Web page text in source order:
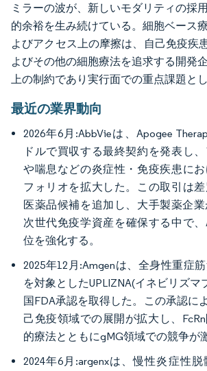
ミラーの波が、新しいモダリティの採
的余裕を生み続けている。細胞ベース
よびアクセス上の摩擦は、自己免疫疾
よびその他の細胞療法を追求する開発
上の制約であり実行面での重点課題と
最近の業界動向
2026年6月:AbbVieは、Apogee
ドルで買収する最終契約を発表し
や喘息などの炎症性・免疫疾患に
フォリオを拡大した。この取引は
医薬品候補を追加し、大手製薬企
次世代免疫学資産を確保する中で
位を強化する。
2025年12月:Amgenは、全身性重症
を対象としたUPLIZNA(イネビリズマ
国FDA承認を取得した。この承認に
己免疫領域での展開が拡大し、
的療法とともにgMG領域での競争が
2024年6月:argenxは、慢性炎症性